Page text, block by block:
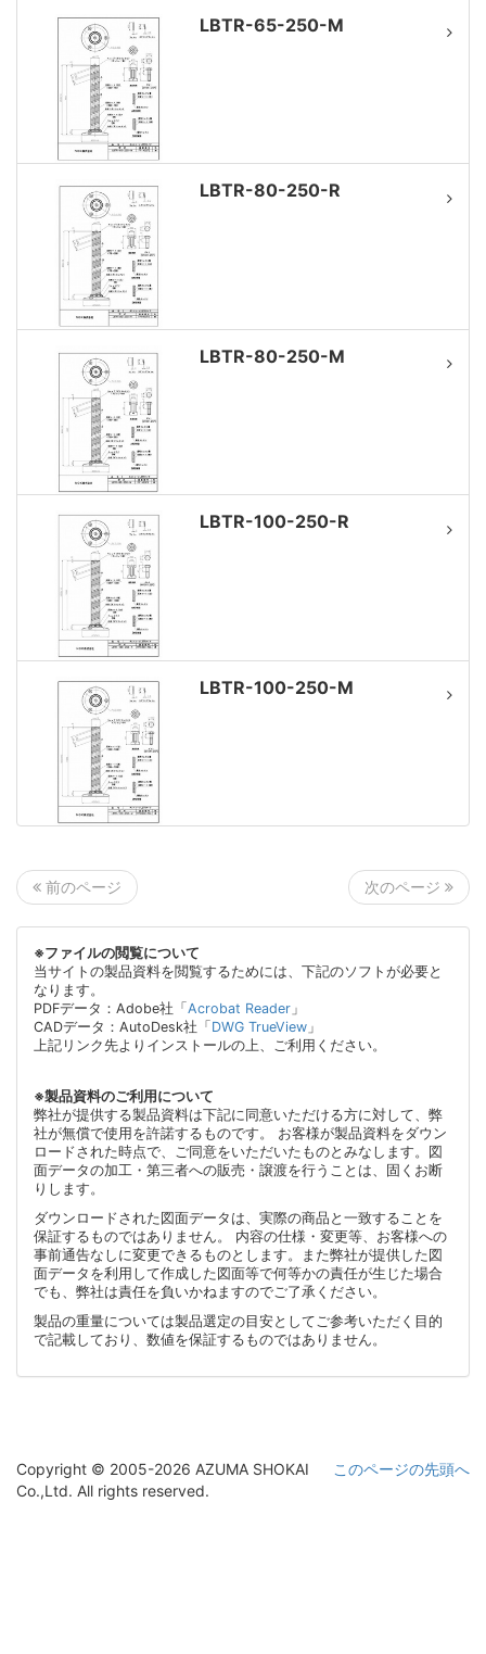
LBTR-65-250-M
LBTR-80-250-R
LBTR-80-250-M
LBTR-100-250-R
LBTR-100-250-M
前のページ 次のページ
※ファイルの閲覧について
当サイトの製品資料を閲覧するためには、下記のソフトが必要と
なります。
PDFデータ：Adobe社「 Acrobat Reader 」
CADデータ：AutoDesk社「 DWG TrueView 」
上記リンク先よりインストールの上、ご利用ください。
※製品資料のご利用について
弊社が提供する製品資料は下記に同意いただける方に対して、弊
社が無償で使用を許諾するものです。 お客様が製品資料をダウン
ロードされた時点で、ご同意をいただいたものとみなします。図
面データの加工・第三者への販売・譲渡を行うことは、固くお断
りします。
ダウンロードされた図面データは、実際の商品と一致することを
保証するものではありません。 内容の仕様・変更等、お客様への
事前通告なしに変更できるものとします。また弊社が提供した図
面データを利用して作成した図面等で何等かの責任が生じた場合
でも、弊社は責任を負いかねますのでご了承ください。
製品の重量については製品選定の目安としてご参考いただく目的
で記載しており、数値を保証するものではありません。
このページの先頭へ
Copyright © 2005-2026 AZUMA SHOKAI
Co.,Ltd. All rights reserved.